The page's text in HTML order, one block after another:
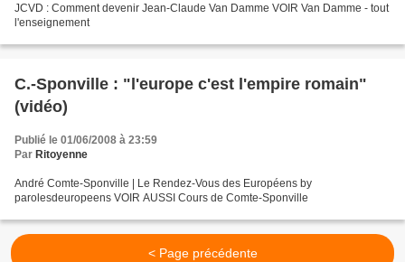
JCVD : Comment devenir Jean-Claude Van Damme VOIR Van Damme - tout
l'enseignement
C.-Sponville : "l'europe c'est l'empire romain"
(vidéo)
Publié le 01/06/2008 à 23:59
Par Ritoyenne
André Comte-Sponville | Le Rendez-Vous des Européens by
parolesdeuropeens VOIR AUSSI Cours de Comte-Sponville
< Page précédente